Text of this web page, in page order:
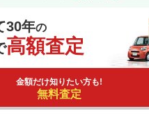
30年の
高額査定
金額だけ知りたい方も!
無料査定